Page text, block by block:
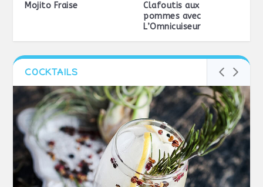
Mojito Fraise
Clafoutis aux
pommes avec
L’Omnicuiseur
COCKTAILS